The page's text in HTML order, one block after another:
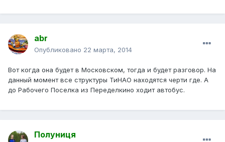
abr
Опубликовано 22 марта, 2014
Вот когда она будет в Московском, тогда и будет разговор. На
данный момент все структуры ТиНАО находятся черти где. А
до Рабочего Поселка из Переделкино ходит автобус.
Полуниця